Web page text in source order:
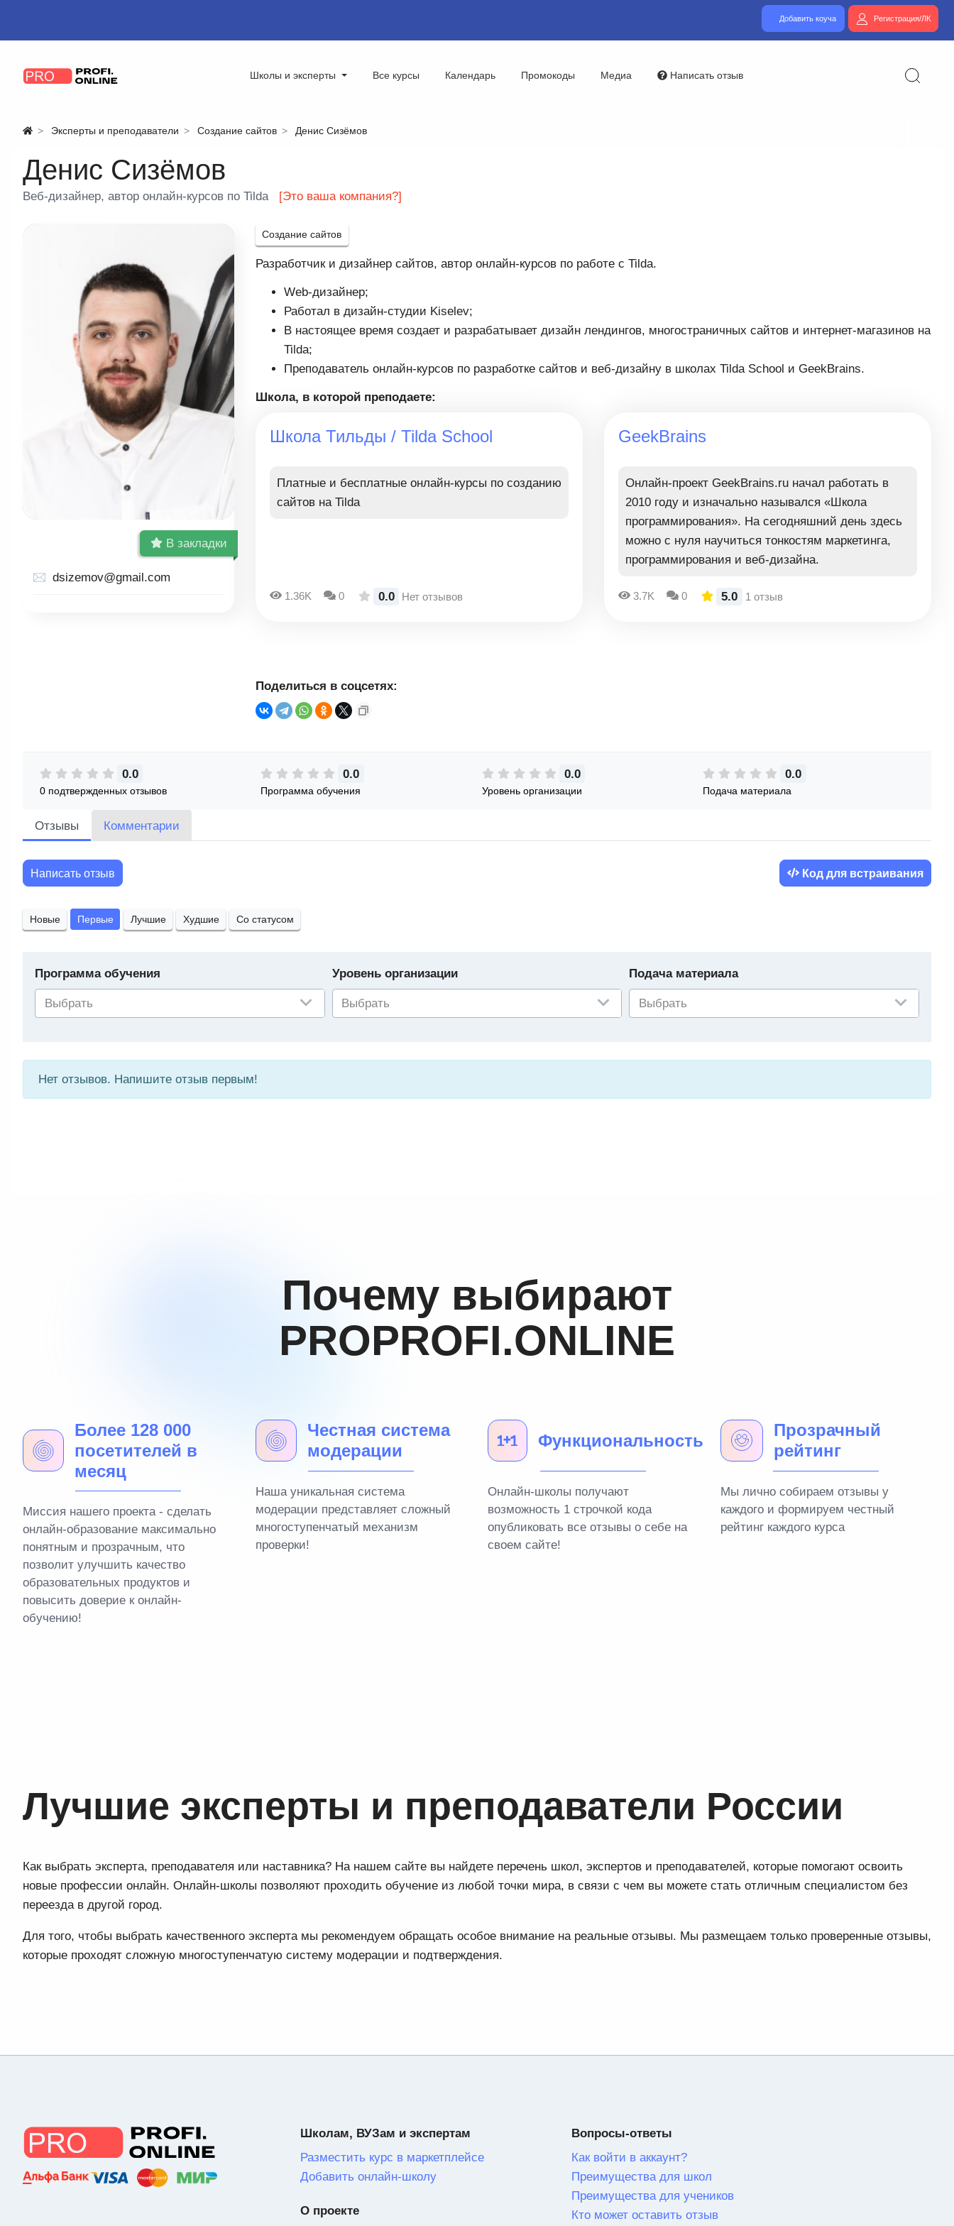
Добавить коуча Регистрация/ЛК
Школы и эксперты Все курсы Календарь Промокоды Медиа Написать отзыв
Эксперты и преподаватели Создание сайтов Денис Сизёмов
Денис Сизёмов
Веб-дизайнер, автор онлайн-курсов по Tilda [Это ваша компания?]
В закладки
dsizemov@gmail.com
Создание сайтов
Разработчик и дизайнер сайтов, автор онлайн-курсов по работе с Tilda.
Web-дизайнер;
Работал в дизайн-студии Kiselev;
В настоящее время создает и разрабатывает дизайн лендингов, многостраничных сайтов и интернет-магазинов на
Tilda;
Преподаватель онлайн-курсов по разработке сайтов и веб-дизайну в школах Tilda School и GeekBrains.
Школа, в которой преподаете:
Школа Тильды / Tilda School
Платные и бесплатные онлайн-курсы по созданию
сайтов на Tilda
1.36K 0 0.0 Нет отзывов
GeekBrains
Онлайн-проект GeekBrains.ru начал работать в
2010 году и изначально назывался «Школа
программирования». На сегодняшний день здесь
можно с нуля научиться тонкостям маркетинга,
программирования и веб-дизайна.
3.7K 0 5.0 1 отзыв
Поделиться в соцсетях:
0.0
0 подтвержденных отзывов
0.0
Программа обучения
0.0
Уровень организации
0.0
Подача материала
Отзывы Комментарии
Написать отзыв Код для встраивания
Новые Первые Лучшие Худшие Со статусом
Программа обучения
Выбрать
Уровень организации
Выбрать
Подача материала
Выбрать
Нет отзывов. Напишите отзыв первым!
Почему выбирают
PROPROFI.ONLINE
Более 128 000
посетителей в
месяц
Миссия нашего проекта - сделать
онлайн-образование максимально
понятным и прозрачным, что
позволит улучшить качество
образовательных продуктов и
повысить доверие к онлайн-
обучению!
Честная система
модерации
Наша уникальная система
модерации представляет сложный
многоступенчатый механизм
проверки!
Функциональность
Онлайн-школы получают
возможность 1 строчкой кода
опубликовать все отзывы о себе на
своем сайте!
Прозрачный
рейтинг
Мы лично собираем отзывы у
каждого и формируем честный
рейтинг каждого курса
Лучшие эксперты и преподаватели России
Как выбрать эксперта, преподавателя или наставника? На нашем сайте вы найдете перечень школ, экспертов и преподавателей, которые помогают освоить
новые профессии онлайн. Онлайн-школы позволяют проходить обучение из любой точки мира, в связи с чем вы можете стать отличным специалистом без
переезда в другой город.
Для того, чтобы выбрать качественного эксперта мы рекомендуем обращать особое внимание на реальные отзывы. Мы размещаем только проверенные отзывы,
которые проходят сложную многоступенчатую систему модерации и подтверждения.
Школам, ВУЗам и экспертам
Разместить курс в маркетплейсе
Добавить онлайн-школу
О проекте
Вопросы-ответы
Как войти в аккаунт?
Преимущества для школ
Преимущества для учеников
Кто может оставить отзыв